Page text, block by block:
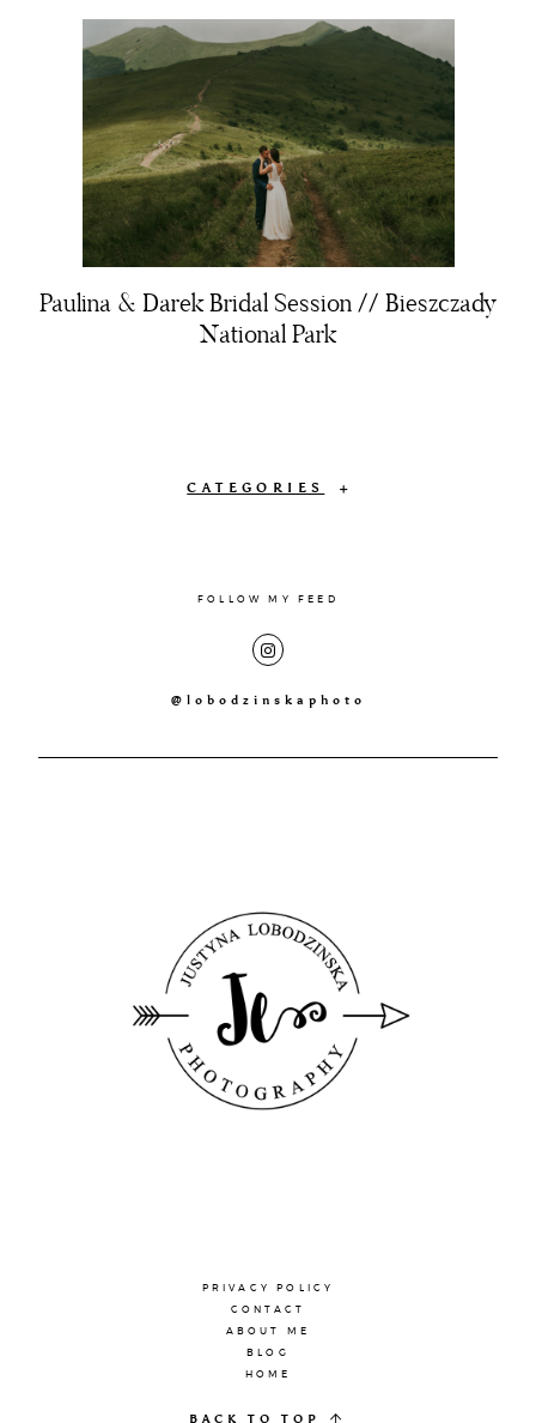
Paulina & Darek Bridal Session // Bieszczady
National Park
CATEGORIES
FOLLOW MY FEED
@lobodzinskaphoto
PRIVACY POLICY
CONTACT
ABOUT ME
BLOG
HOME
BACK TO TOP